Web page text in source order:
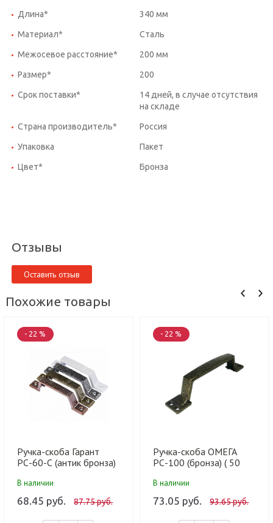
Длина* 340 мм
Материал* Сталь
Межосевое расстояние* 200 мм
Размер* 200
Срок поставки*
14 дней, в случае отсутствия
на складе
Страна производитель* Россия
Упаковка Пакет
Цвет* Бронза
Отзывы
Оставить отзыв
Похожие товары
- 22 %
Ручка-скоба Гарант
РС-60-С (антик бронза)
В наличии
68.45 руб. 87.75 руб.
- 22 %
Ручка-скоба ОМЕГА
РС-100 (бронза) ( 50
В наличии
73.05 руб. 93.65 руб.